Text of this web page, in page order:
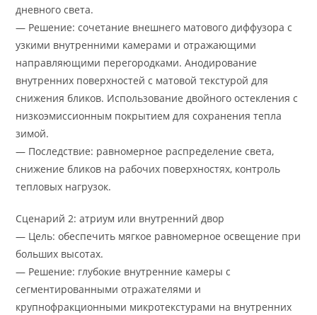
дневного света.
— Решение: сочетание внешнего матового диффузора с
узкими внутренними камерами и отражающими
направляющими перегородками. Анодирование
внутренних поверхностей с матовой текстурой для
снижения бликов. Использование двойного остекления с
низкоэмиссионным покрытием для сохранения тепла
зимой.
— Последствие: равномерное распределение света,
снижение бликов на рабочих поверхностях, контроль
тепловых нагрузок.
Сценарий 2: атриум или внутренний двор
— Цель: обеспечить мягкое равномерное освещение при
больших высотах.
— Решение: глубокие внутренние камеры с
сегментированными отражателями и
крупнофракционными микротекстурами на внутренних